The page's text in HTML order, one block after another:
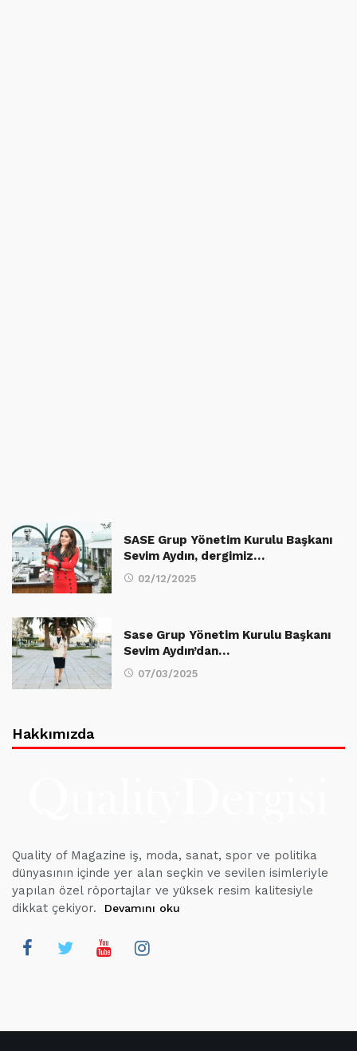
SASE Grup Yönetim Kurulu Başkanı
Sevim Aydın, dergimiz…
02/12/2025
Sase Grup Yönetim Kurulu Başkanı
Sevim Aydın’dan…
07/03/2025
Hakkımızda
Quality of Magazine iş, moda, sanat, spor ve politika
dünyasının içinde yer alan seçkin ve sevilen isimleriyle
yapılan özel röportajlar ve yüksek resim kalitesiyle
dikkat çekiyor.
Devamını oku